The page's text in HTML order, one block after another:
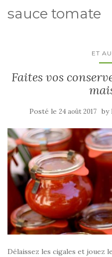
sauce tomate
ET
Faites vos
Posté le 24 août 2017 by
Délaissez les cigales et jouez